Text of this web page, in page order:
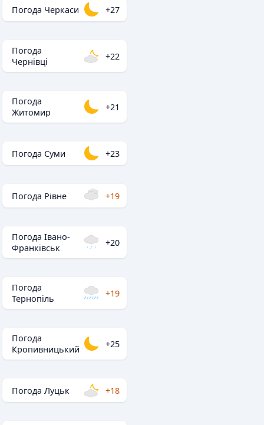
Погода Черкаси +27
Погода
Чернівці
+22
Погода
Житомир
+21
Погода Суми +23
Погода Рівне +19
Погода Івано-
Франківськ
+20
Погода
Тернопіль
+19
Погода
Кропивницький
+25
Погода Луцьк +18